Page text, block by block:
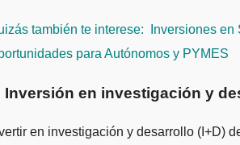
también te interese:
Inversiones
para Autónomos y PYMES
Inversión en investigación y
en investigación y desarrollo (I+D)